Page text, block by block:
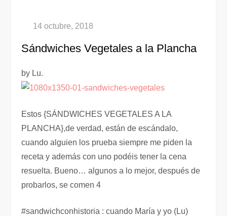
Sándwiches Vegetales a la Plancha
by Lu.
Estos {SÁNDWICHES VEGETALES A LA
PLANCHA},de verdad, están de escándalo,
cuando alguien los prueba siempre me piden la
receta y además con uno podéis tener la cena
resuelta. Bueno… algunos a lo mejor, después de
probarlos, se comen 4
#sandwichconhistoria : cuando María y yo (Lu)